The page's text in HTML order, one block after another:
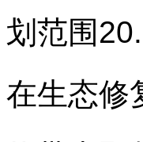
划范围
在生态修